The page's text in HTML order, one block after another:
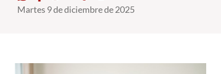
Pregrado
Martes 9 de diciembre de 2025